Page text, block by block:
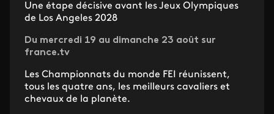
Une étape décisive avant les Jeux Olympiques
de Los Angeles 2028
Du mercredi 19 au dimanche 23 août sur
france.tv
Les Championnats du monde FEI réunissent,
tous les quatre ans, les meilleurs cavaliers et
chevaux de la planète.